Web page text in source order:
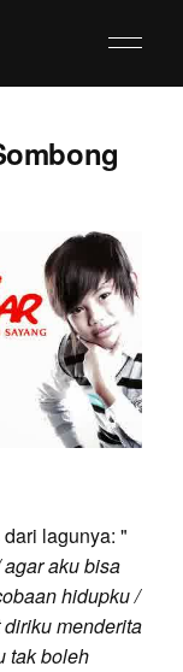
lagunya: "
aku bisa
hidupku /
menderita
tak boleh